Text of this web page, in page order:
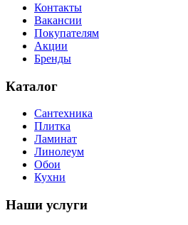
Контакты
Вакансии
Покупателям
Акции
Бренды
Каталог
Сантехника
Плитка
Ламинат
Линолеум
Обои
Кухни
Наши услуги